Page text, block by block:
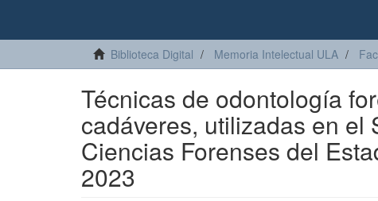
Biblioteca Digital Memoria Intelectual ULA
Técnicas de odontología
cadáveres, utilizadas en
Ciencias Forenses del
2023